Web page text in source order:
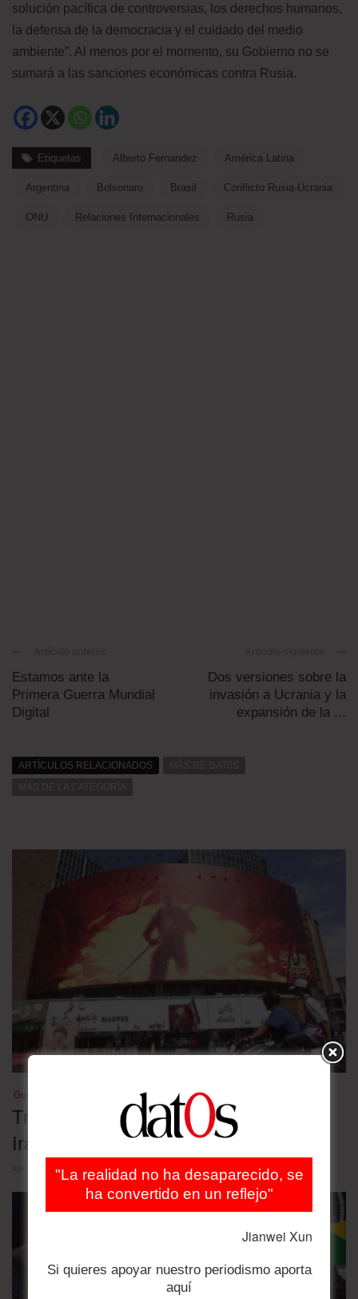
solución pacífica de controversias, los derechos humanos,
la defensa de la democracia y el cuidado del medio
ambiente”. Al menos por el momento, su Gobierno no se
sumará a las sanciones económicas contra Rusia.
Etiquetas Alberto Fernandez América Latina
Argentina Bolsonaro Brasil Conflicto Rusia-Ucrania
ONU Relaciones Internacionales Rusia
Estamos ante la
Primera Guerra Mundial
Digital
Dos versiones sobre la
invasión a Ucrania y la
expansión de la ...
ARTÍCULOS RELACIONADOS
Guerra en Medio Oriente
Tres escenarios para la guerra entre
Irán y Estados Unidos
agosto 5, 2026"La realidad no ha desaparecido, se
ha convertido en un reflejo"
Jianwei Xun
Si quieres apoyar nuestro periodismo aporta
aquí